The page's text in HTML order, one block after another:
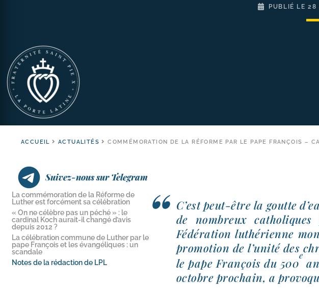
PUBLIÉ LE28
ACCUEIL ACTUALITÉS COMMÉMORATION DE LA RÉFORME PAR LE PAPE FRANÇOIS –
Suivez-nous sur Telegram
La commémoration de la Réforme de
Luther est forcément sa célébration
« On ne célèbre pas un péché » : le
cardinal Koch aurait-​il changé d’avis
depuis 2012 ?
La célébration commune de Luther par le
pape François et les évangéliques : un
scandale
Notes de la rédaction de LPL
C’est peut-​être la goutte
de nom­breux
Fédération luthé­rienne
pro­mo­tion de l’unité des
le pape François du 500
e
octobre pro­chain, a